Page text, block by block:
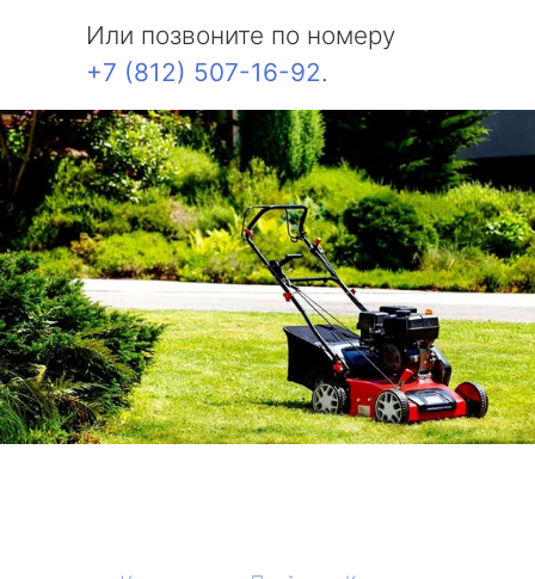
Или позвоните по номеру
+7 (812) 507-16-92.